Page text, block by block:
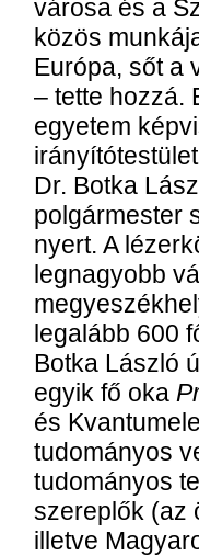
városa és a
közös
Európa, sőt a
– tette hozzá.
egyetem
Dr. Botka
polgármester
nyert. A
legnagyobb
legalább 600
Botka László
egyik fő oka
és
tudományos
tudományos
szereplők (az
illetve